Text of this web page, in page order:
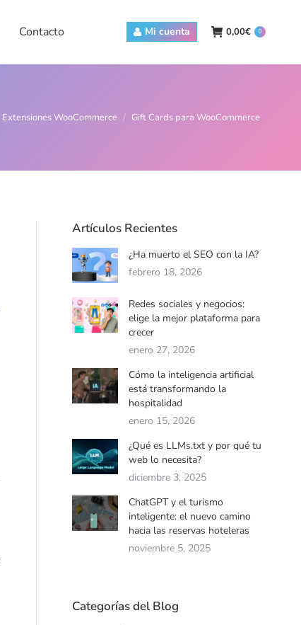
Contacto Mi cuenta 0,00€ 0
Extensiones WooCommerce Gift Cards para WooCommerce
Artículos Recientes
¿Ha muerto el SEO con la IA?
febrero 18, 2026
Redes sociales y negocios:
elige la mejor plataforma para
crecer
enero 27, 2026
Cómo la inteligencia artificial
está transformando la
hospitalidad
enero 15, 2026
¿Qué es LLMs.txt y por qué tu
web lo necesita?
diciembre 3, 2025
ChatGPT y el turismo
inteligente: el nuevo camino
hacia las reservas hoteleras
noviembre 5, 2025
Categorías del Blog
Mi cuenta